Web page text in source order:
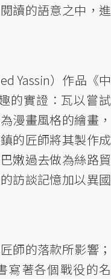
讀的語意之中，進
Yassin）作品《中
的實證：瓦以嘗試
漫畫風格的繪畫，
的匠師將其製作成
嫩過去做為絲路貿
訪談記憶加以異國
師的落款所影響；
寫著各個戰役的名